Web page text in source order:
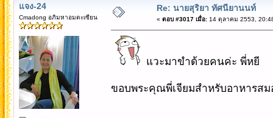
แจง-24
Cmadong อภิมหาอมตะเซียน
Re: นายสุริยา ทัศนียานนท์
« ตอบ #3017 เมื่อ:14 ตุลาคม 2553,
แวะมาขำด้วยคนค่ะ พี่หยี
ขอบพระคุณพี่เจียมสำหรับอาหารส